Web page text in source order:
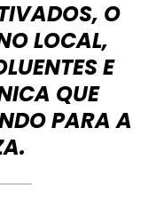
O
LOCAL,
E
QUE
PARA A